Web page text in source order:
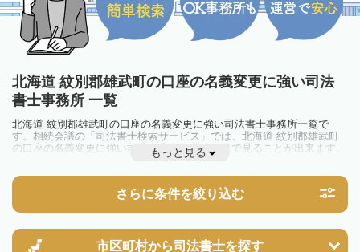
北海道 紋別郡雄武町の口座の名義変更に強い司法
書士事務所 一覧
北海道 紋別郡雄武町の口座の名義変更に強い司法書士事務所一覧で
す。相続会議の「司法書士検索サービス」では、北海道 紋別郡雄武町
の口座の名義変更に強い司法書士事務所を一覧で見ることが出来ます。
相続のトラブルやお悩みを抱えている方は一度近隣の司法書士に相談し
もっと見る
さらに条件を絞り込む
市区町村から司法書士を探す